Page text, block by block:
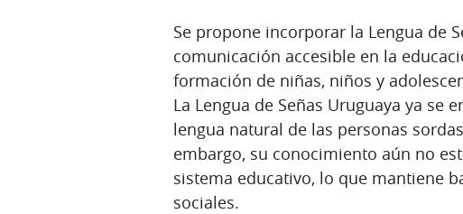
Se propone incorporar la Lengua de
comunicación accesible en la
formación de niñas, niños y
La Lengua de Señas Uruguaya ya se
lengua natural de las personas
embargo, su conocimiento aún no
sistema educativo, lo que mantiene
sociales.